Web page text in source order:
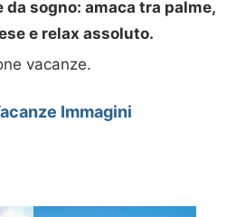
sogno: amaca tra palme,
e relax assoluto.
vacanze.
Immagini